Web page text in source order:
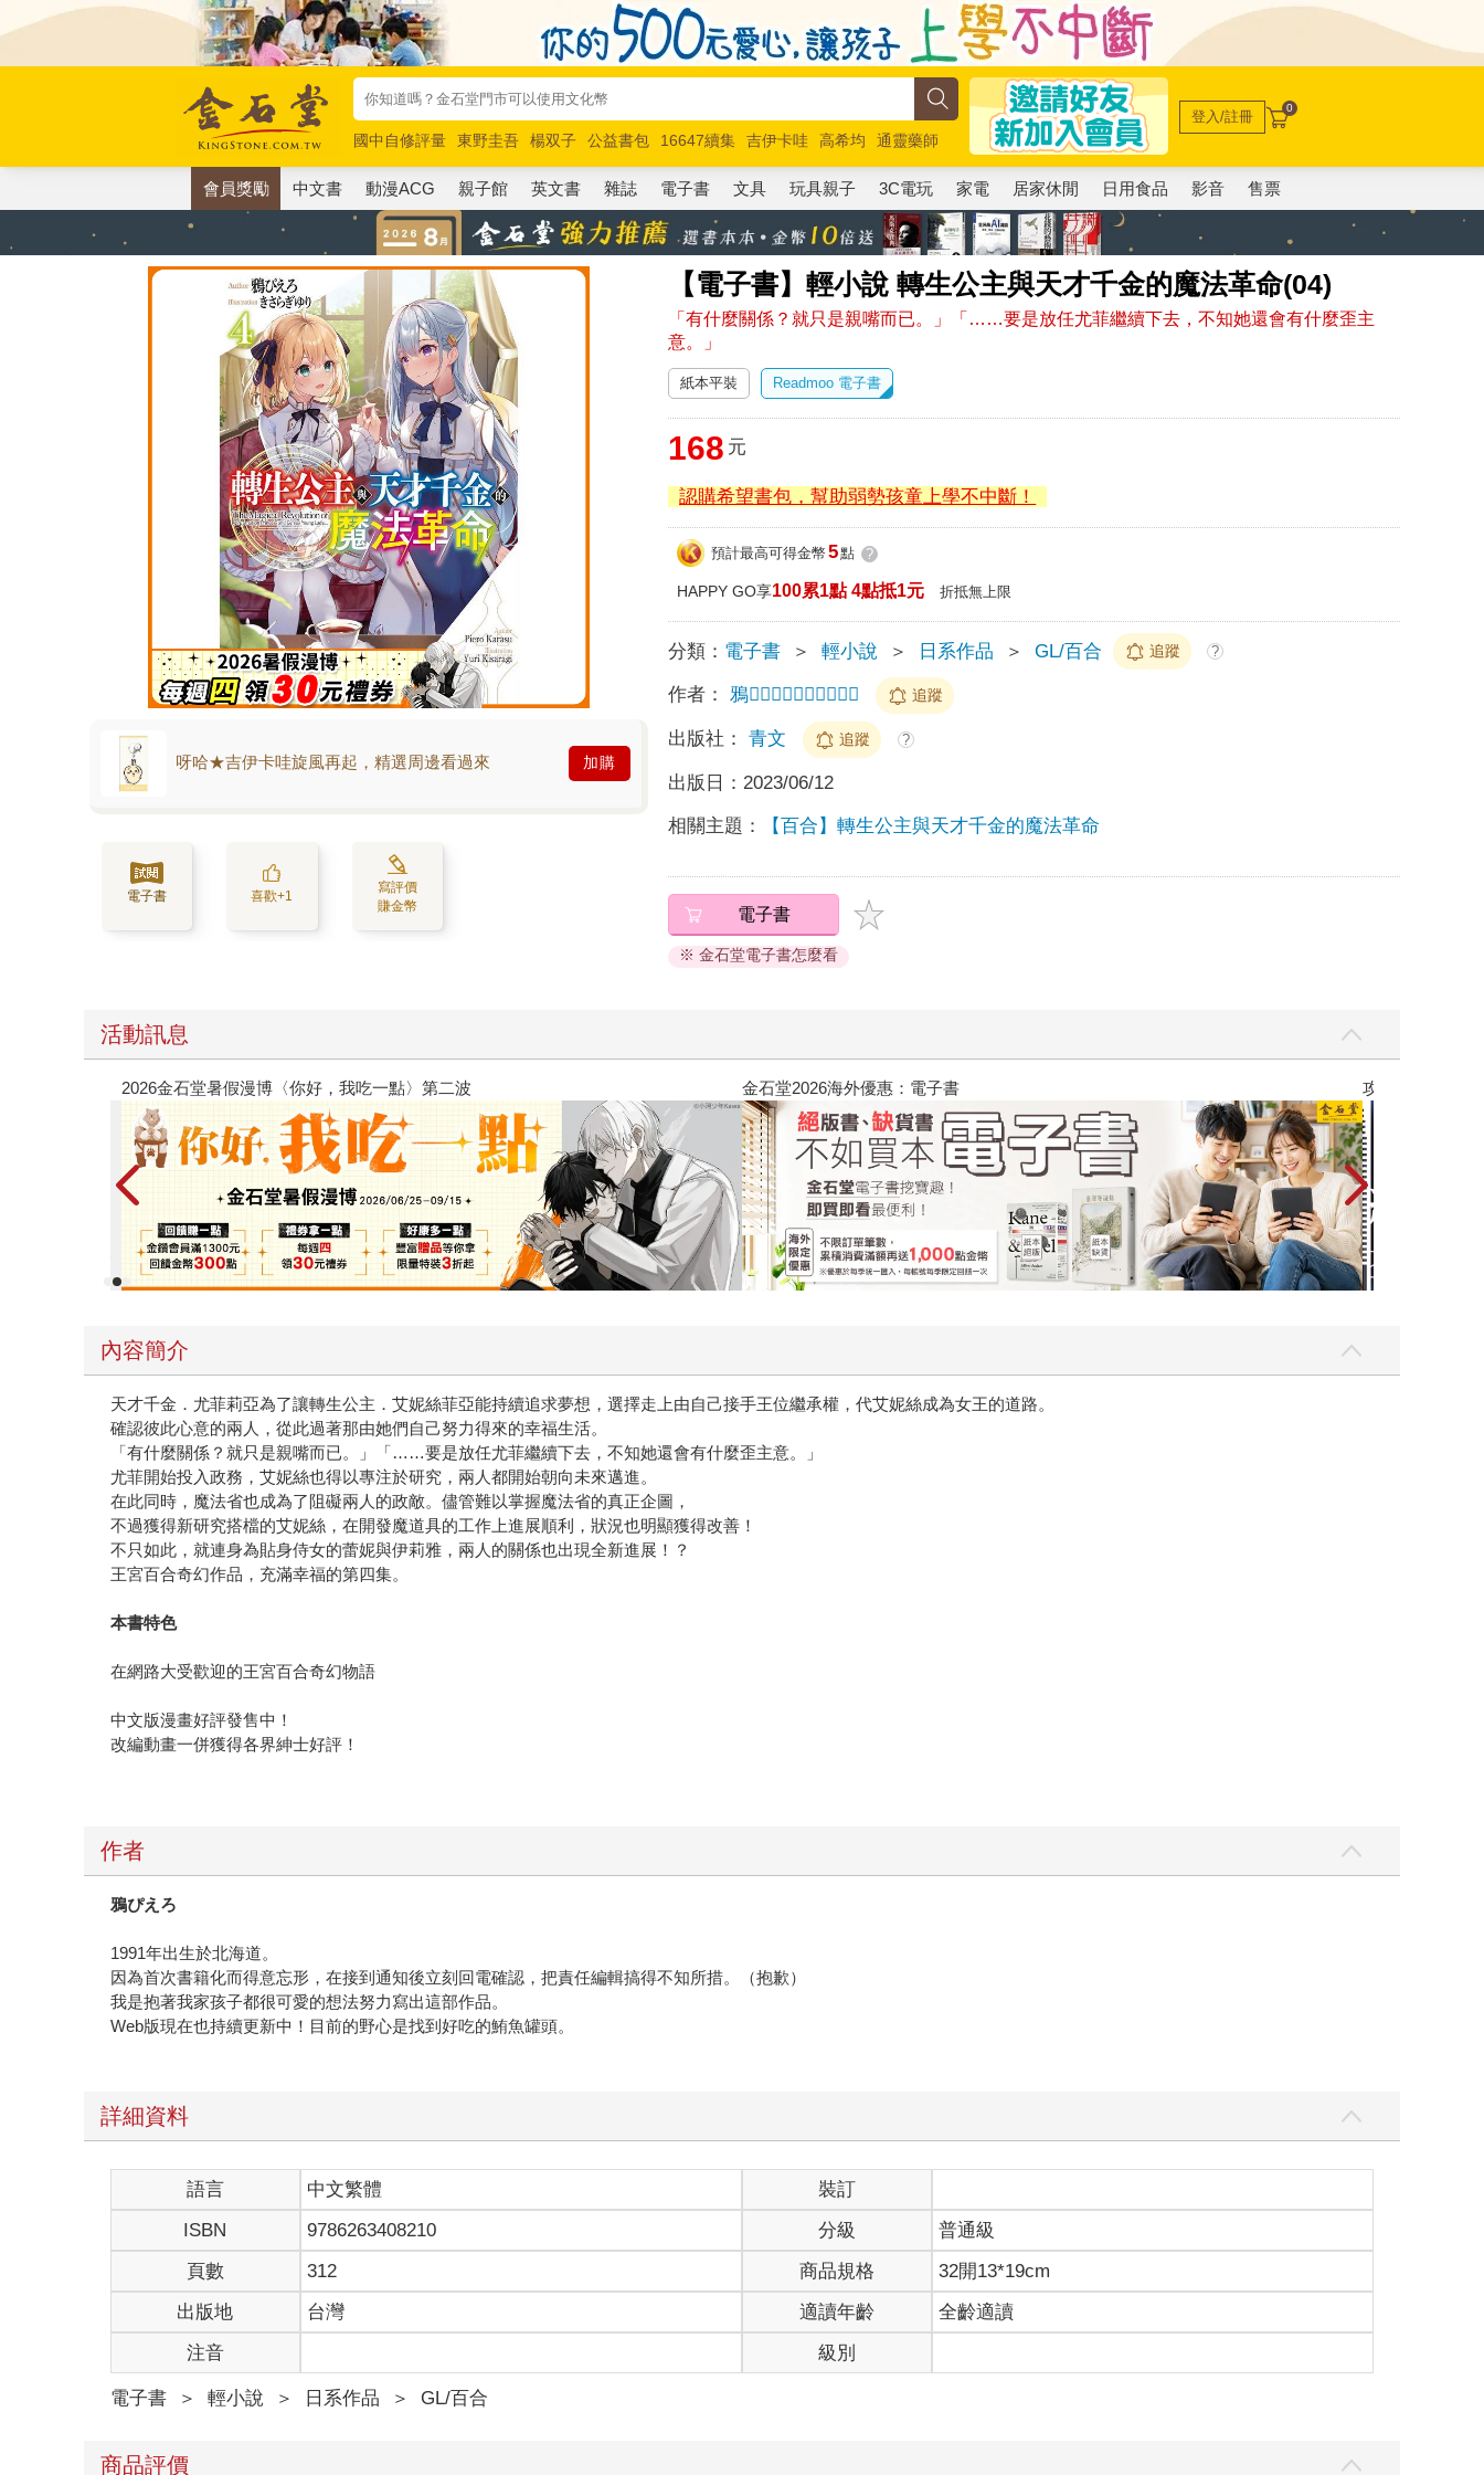
國中自修評量 東野圭吾 楊双子 公益書包 16647續集 吉伊卡哇 高希均
通靈藥師
唯紅花綻放
奧德賽 路邊攤新作 馬斯克 玩具總動員5 超慢跑
登入/註冊 0
會員獎勵 中文書 動漫ACG 親子館 英文書 雜誌 電子書 文具 玩具親子 3C電玩 家電 居家休閒 日用食品 影音 售票
【電子書】輕小說 轉生公主與天才千金的魔法革命(04)
「有什麼關係？就只是親嘴而已。」「……要是放任尤菲繼續下去，不知她還會有什麼歪主
意。」
呀哈★吉伊卡哇旋風再起，精選周邊看過來 加購
電子書 喜歡+1
寫評價
賺金幣
紙本平裝 Readmoo 電子書
168 元
認購希望書包，幫助弱勢孩童上學不中斷！
預計最高可得金幣 5點 ?
HAPPY GO享100累1點 4點抵1元 折抵無上限
分類： 電子書 ＞ 輕小說 ＞ 日系作品 ＞ GL/百合 追蹤 ?
作者： 鴉／ 追蹤
出版社： 青文 追蹤 ?
出版日： 2023/06/12
相關主題： 【百合】轉生公主與天才千金的魔法革命
電子書
※ 金石堂電子書怎麼看
活動訊息
Love Live! 蓮之空女學院學園偶像俱樂部
外優惠：電子書 攻殼機動隊 (1995) 4K數位修復版
內容簡介
天才千金．尤菲莉亞為了讓轉生公主．艾妮絲菲亞能持續追求夢想，選擇走上由自己接手王位繼承權，代艾妮絲成為女王的道路。
確認彼此心意的兩人，從此過著那由她們自己努力得來的幸福生活。
「有什麼關係？就只是親嘴而已。」「……要是放任尤菲繼續下去，不知她還會有什麼歪主意。」
尤菲開始投入政務，艾妮絲也得以專注於研究，兩人都開始朝向未來邁進。
在此同時，魔法省也成為了阻礙兩人的政敵。儘管難以掌握魔法省的真正企圖，
不過獲得新研究搭檔的艾妮絲，在開發魔道具的工作上進展順利，狀況也明顯獲得改善！
不只如此，就連身為貼身侍女的蕾妮與伊莉雅，兩人的關係也出現全新進展！？
王宮百合奇幻作品，充滿幸福的第四集。
本書特色
在網路大受歡迎的王宮百合奇幻物語
中文版漫畫好評發售中！
改編動畫一併獲得各界紳士好評！
作者
鴉ぴえろ
1991年出生於北海道。
因為首次書籍化而得意忘形，在接到通知後立刻回電確認，把責任編輯搞得不知所措。（抱歉）
我是抱著我家孩子都很可愛的想法努力寫出這部作品。
Web版現在也持續更新中！目前的野心是找到好吃的鮪魚罐頭。
詳細資料
語言 中文繁體
裝訂
ISBN
9786263408210 分級
普通級
頁數
312 商品規格
32開13*19cm
出版地
台灣 適讀年齡
全齡適讀
注音
級別
電子書 ＞ 輕小說 ＞ 日系作品 ＞ GL/百合
商品評價